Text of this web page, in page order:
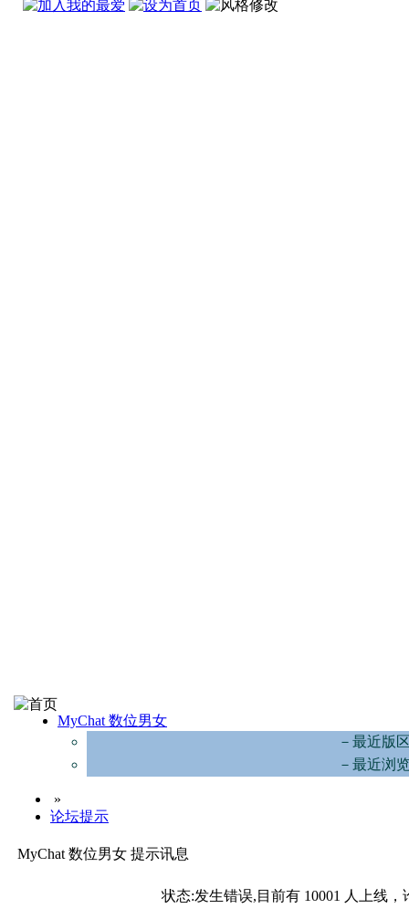
MyChat 数位男女
－最近版
－最近浏
»
论坛提示
MyChat 数位男女 提示讯息
状态:发生错误,目前有 10001 人上线